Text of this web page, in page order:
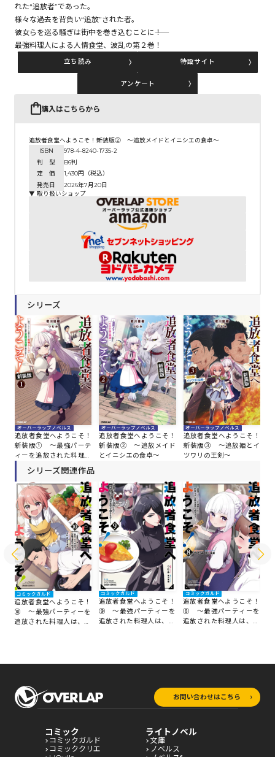
れた“追放者”であった。
様々な過去を背負い“追放”された者。
彼女らを巡る騒ぎは街中を巻き込むことに――！
最強料理人による人情食堂、波乱の第２巻！
立ち読み 特設サイト
アンケート
購入はこちらから
追放者食堂へようこそ！新装版② ～追放メイドとイニシエの食卓～
ISBN
978-4-8240-1735-2
判 型
B6判
定 価
1,430円（税込）
発売日
2026年7月20日
▼ 取り扱いショップ
シリーズ
オーバーラップノベルス
追放者食堂へようこそ！
新装版① ～最強パーテ
ィーを追放された料理人
（Lv.99）は、田舎で念願
の冒険者食堂を開きま
す！～
オーバーラップノベルス
追放者食堂へようこそ！
新装版② ～追放メイド
とイニシエの食卓～
オーバーラップノベルス
追放者食堂へようこそ！
新装版③ ～追放姫とイ
ツワリの王剣～
シリーズ関連作品
コミックガルド
追放者食堂へようこそ！
⑩ ～最強パーティーを
追放された料理人は、冒
コミックガルド
追放者食堂へようこそ！
⑨ ～最強パーティーを
追放された料理人は、冒
コミックガルド
追放者食堂へようこそ！
⑧ ～最強パーティーを
追放された料理人は、冒
お問い合わせはこちら
コミック
コミックガルド
コミッククリエ
ライトノベル
文庫
ノベルス